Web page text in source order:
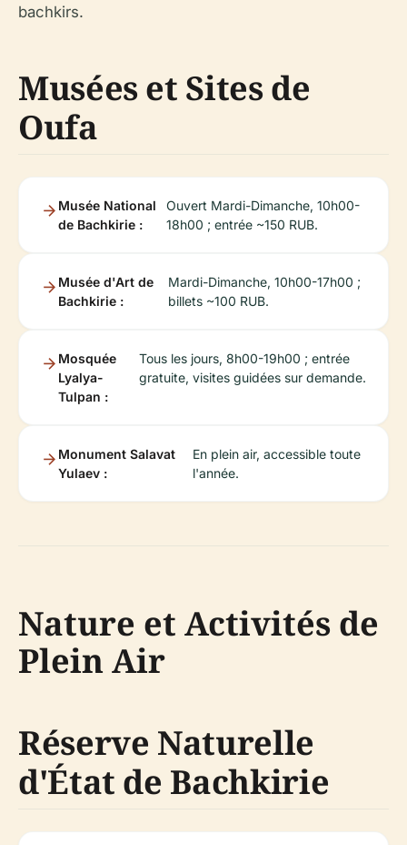
bachkirs.
Musées et Sites de
Oufa
Musée National
de Bachkirie :
Ouvert Mardi-Dimanche, 10h00-
18h00 ; entrée ~150 RUB.
Musée d'Art de
Bachkirie :
Mardi-Dimanche, 10h00-17h00 ;
billets ~100 RUB.
Mosquée
Lyalya-
Tulpan :
Tous les jours, 8h00-19h00 ; entrée
gratuite, visites guidées sur demande.
Monument Salavat
Yulaev :
En plein air, accessible toute
l'année.
Nature et Activités de
Plein Air
Réserve Naturelle
d'État de Bachkirie